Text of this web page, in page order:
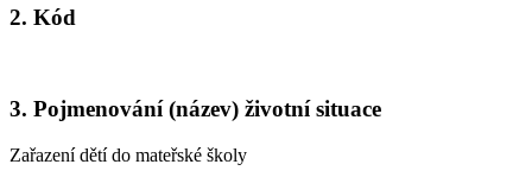
2. Kód
3. Pojmenování (název) životní situace
Zařazení dětí do mateřské školy